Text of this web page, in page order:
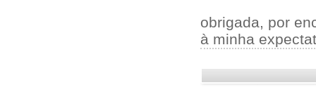
obrigada, por
à minha